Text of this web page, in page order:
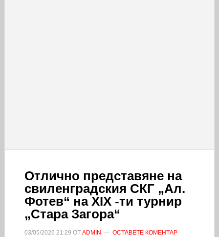
Отлично представяне на
свиленградския СКГ „Ал.
Фотев“ на XIX -ти турнир
„Стара Загора“
03/05/2026 21:29 ОТ ADMIN ОСТАВЕТЕ КОМЕНТАР